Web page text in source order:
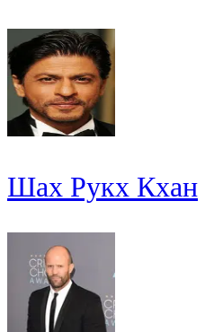
Шах Рукх Кхан